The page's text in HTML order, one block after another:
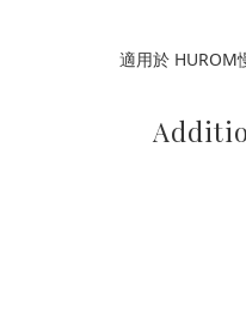
適用於 HUROM